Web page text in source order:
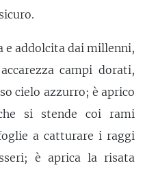
e addolcita dai millenni,
campi dorati,
cielo azzurro; è aprico
si stende coi rami
a catturare i raggi
è aprica la risata